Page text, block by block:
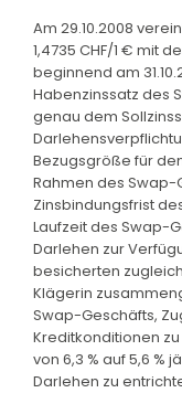
Am 29.10.2008
1,4735 CHF/1 € mit
beginnend am
Habenzinssatz des
genau dem
Bezugsgröße für
Rahmen des Swap-
Zinsbindungsfrist
Laufzeit des Swap-
Darlehen zur
besicherten
Klägerin
Swap-Geschäfts,
Kreditkonditionen
von 6,3 % auf 5,6 %
Darlehen zu